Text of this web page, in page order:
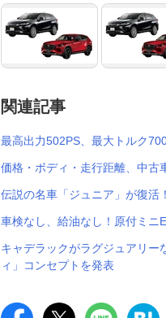
関連記事
最高出力502PS、最大トルク
価格・ボディ・走行距離、中古
伝説の名車「ジュニア」が復活
車検なし、給油なし！原付ミニ
キャデラックがラグジュアリー
ィ」コンセプトを発表